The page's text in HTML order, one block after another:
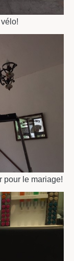
pour le mariage!